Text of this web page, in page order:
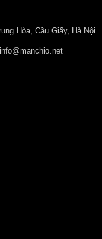
Hòa, Cầu Giấy, Hà Nội